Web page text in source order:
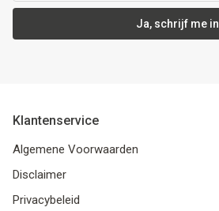
Ja, schrijf me in
Klantenservice
Algemene Voorwaarden
Disclaimer
Privacybeleid